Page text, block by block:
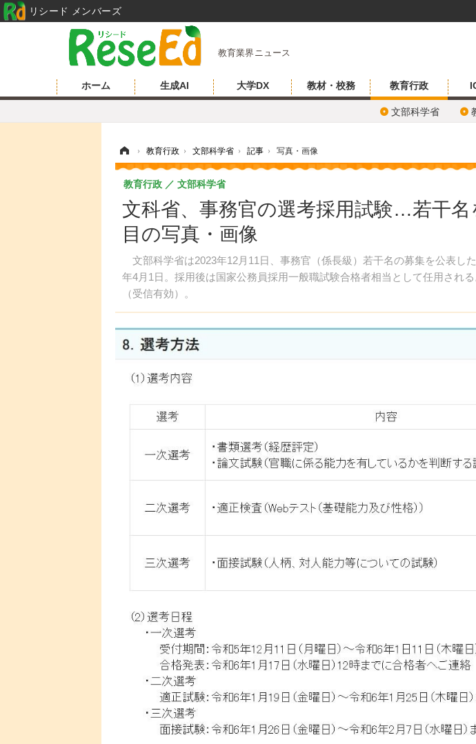
教育業界ニュース
ホーム 生成AI 大学DX 教材・校務 教育行政
文部科学省
› 教育行政 › 文部科学省 › 記事 › 写真・画像
文科省、事務官の選考採用試験…若干名
目の写真・画像
文部科学省は2023年12月11日、事務官（係長級）若干名の募集を公表し
年4月1日。採用後は国家公務員採用一般職試験合格者相当として任用され
（受信有効）。
教育行政 文部科学省
リシード メンバーズ